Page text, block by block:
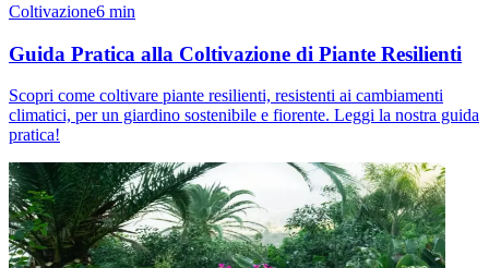
Coltivazione6 min
Guida Pratica alla Coltivazione di Piante Resilienti
Scopri come coltivare piante resilienti, resistenti ai cambiamenti
climatici, per un giardino sostenibile e fiorente. Leggi la nostra guida
pratica!